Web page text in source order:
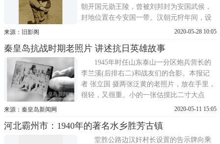
朝开国元勋王陵，曾被刘邦封为安国武侯，
封地位置在今安国一带。汉朝元狩年间，设
置安国县。【安国中华圣公会医院】民国元
国传教。在今药市南大街购地建成教堂，还
购地九亩(今物资局位置)，建成系列教产。
【安国天主教区
来源：旧影阁 2020-05-28 10:05
秦皇岛抗战时期老照片 讲述抗日英雄故事
1945年时任山东泰山一分区炮兵营长的
李兰溪(后排右二)和战友们的合影。本报记
者 张立国 摄两张泛黄的老照片，放在手里，
很轻，又很重。小的一张估摸比二寸大点
儿，是朱德、陈毅、粟裕三人的合影。另一
6月10日下午，记者在李永安手里看到了这两
张照片，它们原本属于他的父亲——抗日英
来源：秦皇岛新闻网 2020-05-11 15:05
河北霸州市：1940年的著名水乡胜芳古镇
堂胜公路边汉奸村长设置的告示牌向乘